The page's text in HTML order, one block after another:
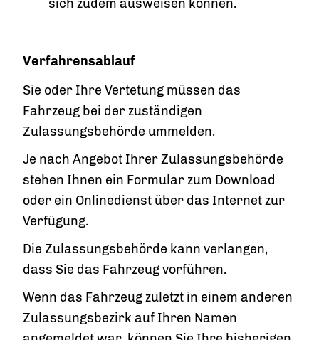
sich zudem ausweisen können.
Verfahrensablauf
Sie oder Ihre Vertetung müssen das
Fahrzeug bei der zuständigen
Zulassungsbehörde ummelden.
Je nach Angebot Ihrer Zulassungsbehörde
stehen Ihnen ein Formular zum Download
oder ein Onlinedienst über das Internet zur
Verfügung.
Die Zulassungsbehörde kann verlangen,
dass Sie das Fahrzeug vorführen.
Wenn das Fahrzeug zuletzt in einem anderen
Zulassungsbezirk auf Ihren Namen